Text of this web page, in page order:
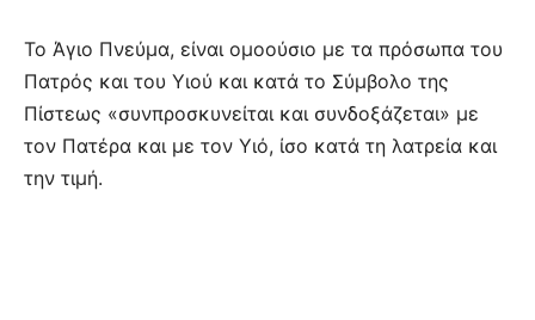
Το Άγιο Πνεύμα, είναι ομοούσιο με τα πρόσωπα του
Πατρός και του Υιού και κατά το Σύμβολο της
Πίστεως «συνπροσκυνείται και συνδοξάζεται» με
τον Πατέρα και με τον Υιό, ίσο κατά τη λατρεία και
την τιμή.